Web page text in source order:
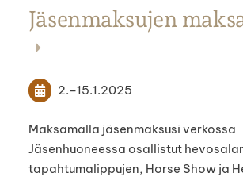
Jäsenmaksujen
2.–15.1.2025
Maksamalla jäsenmaksusi verkossa
Jäsenhuoneessa osallistut
tapahtumalippujen, Horse Show ja